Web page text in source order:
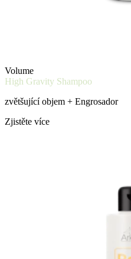
Volume
High Gravity Shampoo
zvětšující objem + Engrosador
Zjistěte více